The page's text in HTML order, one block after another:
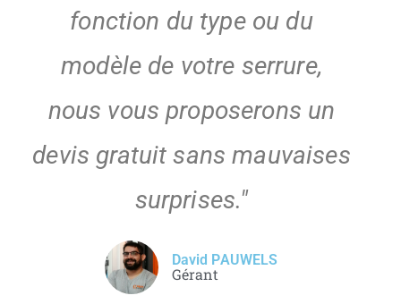
fonction du type ou du
modèle de votre serrure,
nous vous proposerons un
devis gratuit sans mauvaises
surprises."
David PAUWELS
Gérant